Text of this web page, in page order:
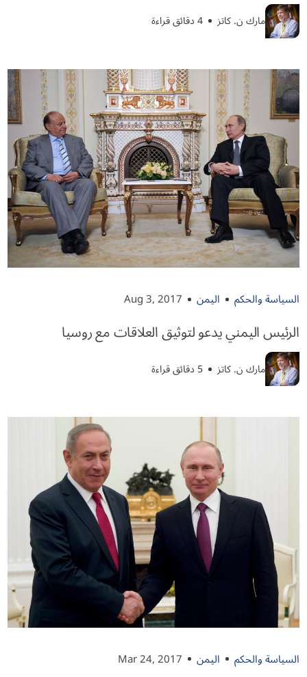
مارك ن. كاتز 4 دقائق قراءة
السياسة والحكم اليمن Aug 3, 2017
الرئيس اليمني يدعو لتوثيق العلاقات مع روسيا
مارك ن. كاتز 5 دقائق قراءة
السياسة والحكم اليمن Mar 24, 2017